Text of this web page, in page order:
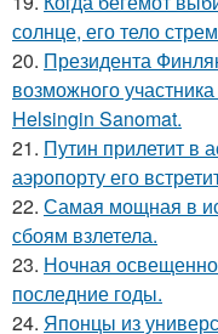
солнце, его тело
20. Президента
возможного
Helsingin Sanomat.
21. Путин прилетит в
аэропорту его
22. Самая мощная в
сбоям взлетела.
23. Ночная
последние годы.
24. Японцы из